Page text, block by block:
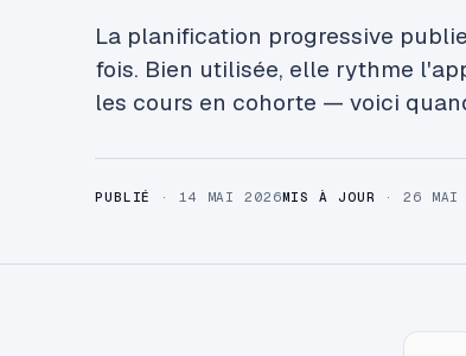
La planification progressive
fois. Bien utilisée, elle rythme
les cours en cohorte — voici
PUBLIÉ · 14 MAI 2026MIS À JOUR · 26 MAI